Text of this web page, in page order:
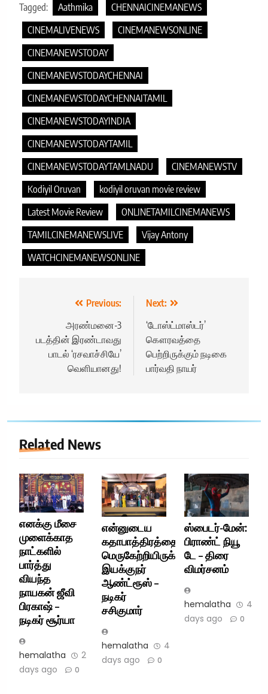
Tagged: Aathmika
CHENNAICINEMANEWS
CINEMALIVENEWS
CINEMANEWSONLINE
CINEMANEWSTODAY
CINEMANEWSTODAYCHENNAI
CINEMANEWSTODAYCHENNAITAMIL
CINEMANEWSTODAYINDIA
CINEMANEWSTODAYTAMIL
CINEMANEWSTODAYTAMLNADU
CINEMANEWSTV
Kodiyil Oruvan
kodiyil oruvan movie review
Latest Movie Review
ONLINETAMILCINEMANEWS
TAMILCINEMANEWSLIVE
Vijay Antony
WATCHCINEMANEWSONLINE
navigation
Previous:
அரண்மனை-3
படத்தின் இரண்டாவது
பாடல் ‘ரசவாச்சியே’
வெளியானது!
Next:
‘டோஸ்ட்மாஸ்டர்’
கௌரவத்தை
பெற்றிருக்கும் நடிகை
பார்வதி நாயர்
Related News
எனக்கு மீசை
முளைக்காத
நாட்களில்
பார்த்து
வியந்த
நாயகன் ஜீவி
பிரகாஷ் –
நடிகர் சூர்யா
hemalatha
2
days ago
0
என்னுடைய
கதாபாத்திரத்தை
மெருகேற்றியிருக்கிறார்
இயக்குநர்
ஆண்ட்ரூஸ் –
நடிகர்
சசிகுமார்
hemalatha
4
days ago
0
ஸ்பைடர்-மேன்:
பிராண்ட் நியூ
டே – திரை
விமர்சனம்
hemalatha
4
days ago
0